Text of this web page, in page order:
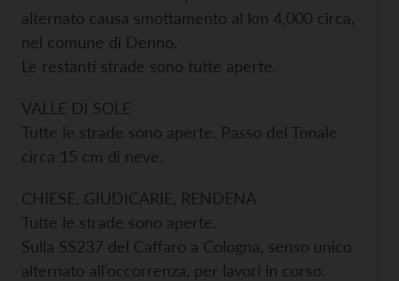
alternato causa smottamento al km 4,000 circa,
nel comune di Denno.
Le restanti strade sono tutte aperte.
VALLE DI SOLE
Tutte le strade sono aperte. Passo del Tonale
circa 15 cm di neve.
CHIESE, GIUDICARIE, RENDENA
Tutte le strade sono aperte.
Sulla SS237 del Caffaro a Cologna, senso unico
alternato all’occorrenza, per lavori in corso.